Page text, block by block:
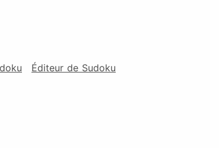
Éditeur de Sudoku